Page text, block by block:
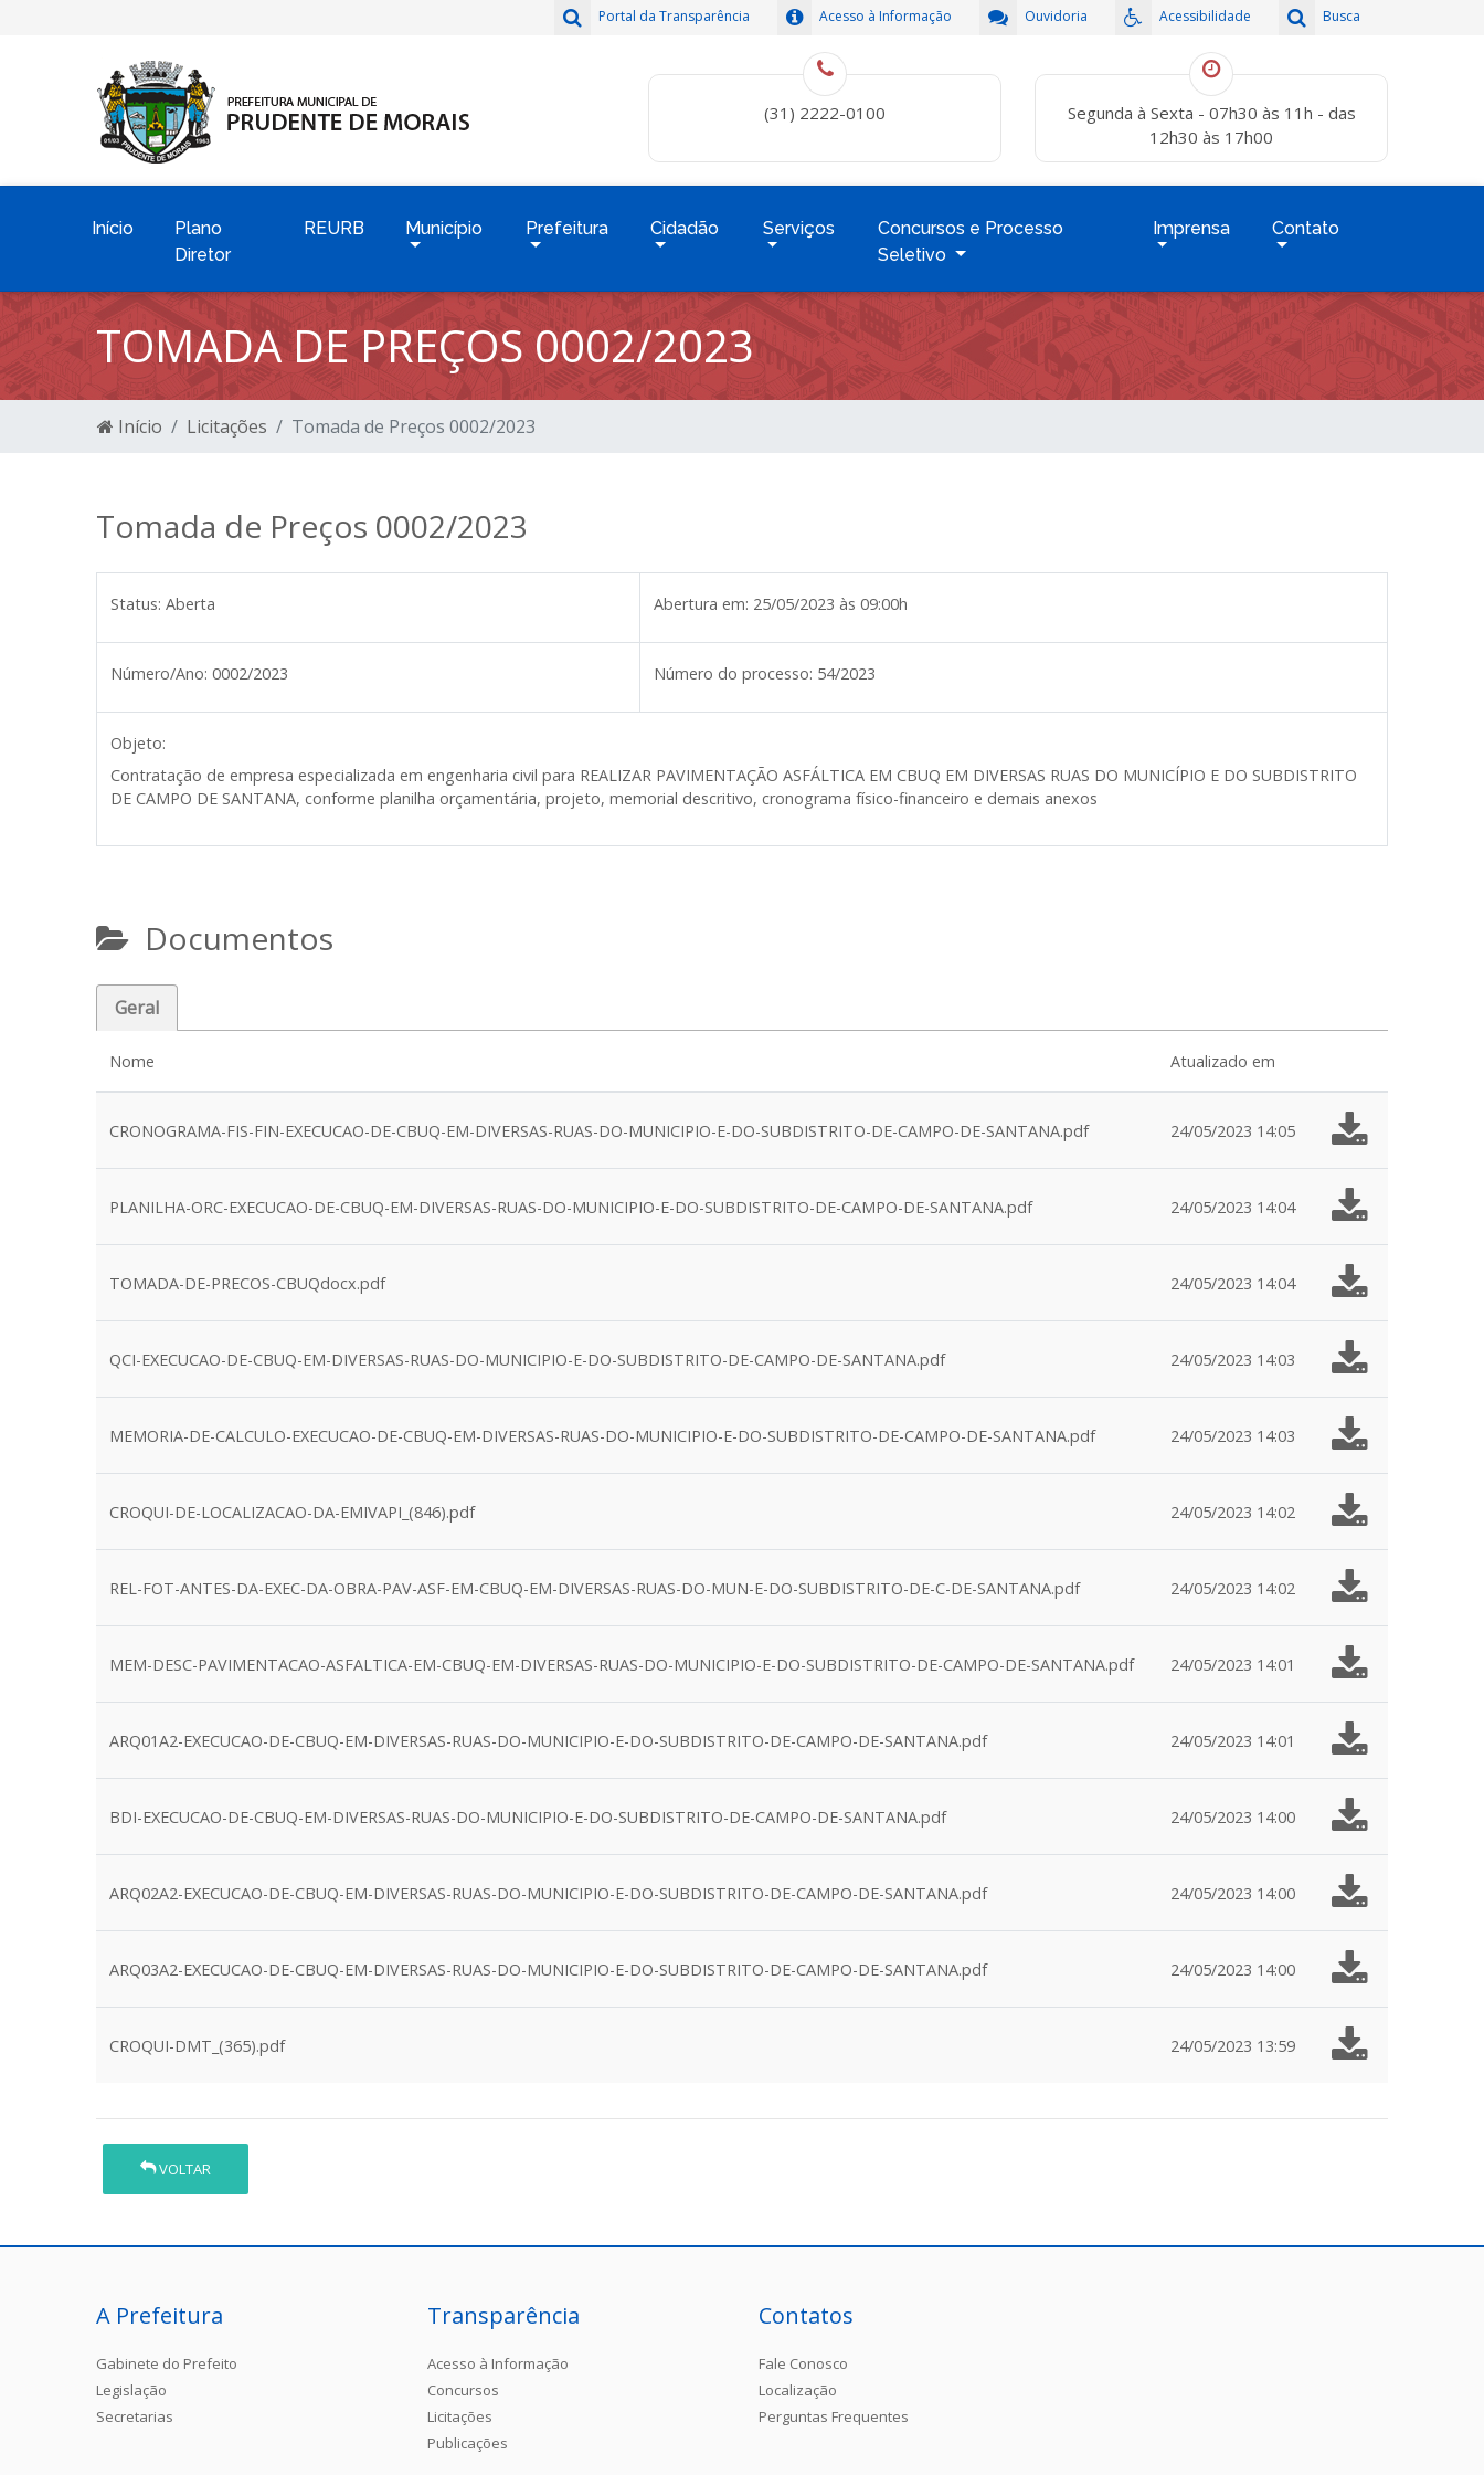
Busca
Acessibilidade
Ouvidoria
Acesso à Informação
Portal da Transparência
(31) 2222-0100
Segunda à Sexta - 07h30 às 11h - das
12h30 às 17h00
Início
Plano
Diretor
REURB Município Prefeitura Cidadão Serviços
Concursos e Processo
Seletivo
Imprensa Contato
TOMADA DE PREÇOS 0002/2023
Início Licitações Tomada de Preços 0002/2023
Tomada de Preços 0002/2023
Status: Aberta Abertura em: 25/05/2023 às 09:00h
Número/Ano: 0002/2023 Número do processo: 54/2023
Objeto:
Contratação de empresa especializada em engenharia civil para REALIZAR PAVIMENTAÇÃO ASFÁLTICA EM CBUQ EM DIVERSAS RUAS DO MUNICÍPIO E DO SUBDISTRITO
DE CAMPO DE SANTANA, conforme planilha orçamentária, projeto, memorial descritivo, cronograma físico-financeiro e demais anexos
Documentos
Geral
Nome Atualizado em
CRONOGRAMA-FIS-FIN-EXECUCAO-DE-CBUQ-EM-DIVERSAS-RUAS-DO-MUNICIPIO-E-DO-SUBDISTRITO-DE-CAMPO-DE-SANTANA.pdf 24/05/2023 14:05
PLANILHA-ORC-EXECUCAO-DE-CBUQ-EM-DIVERSAS-RUAS-DO-MUNICIPIO-E-DO-SUBDISTRITO-DE-CAMPO-DE-SANTANA.pdf 24/05/2023 14:04
TOMADA-DE-PRECOS-CBUQdocx.pdf 24/05/2023 14:04
QCI-EXECUCAO-DE-CBUQ-EM-DIVERSAS-RUAS-DO-MUNICIPIO-E-DO-SUBDISTRITO-DE-CAMPO-DE-SANTANA.pdf 24/05/2023 14:03
MEMORIA-DE-CALCULO-EXECUCAO-DE-CBUQ-EM-DIVERSAS-RUAS-DO-MUNICIPIO-E-DO-SUBDISTRITO-DE-CAMPO-DE-SANTANA.pdf 24/05/2023 14:03
CROQUI-DE-LOCALIZACAO-DA-EMIVAPI_(846).pdf 24/05/2023 14:02
REL-FOT-ANTES-DA-EXEC-DA-OBRA-PAV-ASF-EM-CBUQ-EM-DIVERSAS-RUAS-DO-MUN-E-DO-SUBDISTRITO-DE-C-DE-SANTANA.pdf 24/05/2023 14:02
MEM-DESC-PAVIMENTACAO-ASFALTICA-EM-CBUQ-EM-DIVERSAS-RUAS-DO-MUNICIPIO-E-DO-SUBDISTRITO-DE-CAMPO-DE-SANTANA.pdf 24/05/2023 14:01
ARQ01A2-EXECUCAO-DE-CBUQ-EM-DIVERSAS-RUAS-DO-MUNICIPIO-E-DO-SUBDISTRITO-DE-CAMPO-DE-SANTANA.pdf 24/05/2023 14:01
BDI-EXECUCAO-DE-CBUQ-EM-DIVERSAS-RUAS-DO-MUNICIPIO-E-DO-SUBDISTRITO-DE-CAMPO-DE-SANTANA.pdf 24/05/2023 14:00
ARQ02A2-EXECUCAO-DE-CBUQ-EM-DIVERSAS-RUAS-DO-MUNICIPIO-E-DO-SUBDISTRITO-DE-CAMPO-DE-SANTANA.pdf 24/05/2023 14:00
ARQ03A2-EXECUCAO-DE-CBUQ-EM-DIVERSAS-RUAS-DO-MUNICIPIO-E-DO-SUBDISTRITO-DE-CAMPO-DE-SANTANA.pdf 24/05/2023 14:00
CROQUI-DMT_(365).pdf 24/05/2023 13:59
VOLTAR
A Prefeitura
Gabinete do Prefeito
Legislação
Secretarias
Transparência
Acesso à Informação
Concursos
Licitações
Publicações
Contatos
Fale Conosco
Localização
Perguntas Frequentes